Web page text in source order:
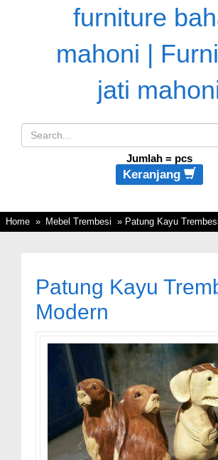
Jumlah = pcs
Keranjang
Home » Mebel Trembesi » Patung Kayu
Patung Kayu
Modern